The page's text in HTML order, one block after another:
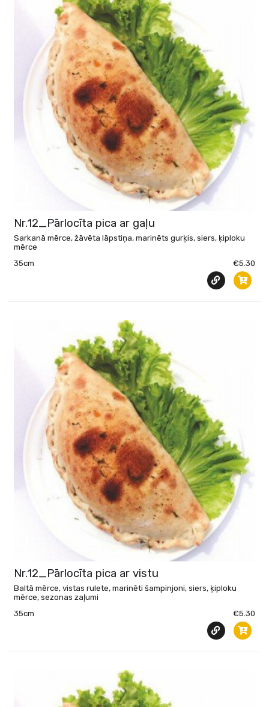
Nr.12_Pārlocīta pica ar gaļu
Sarkanā mērce, žāvēta lāpstiņa, marinēts gurķis, siers, ķiploku
mērce
35cm
€5.30
Nr.12_Pārlocīta pica ar vistu
Baltā mērce, vistas rulete, marinēti šampinjoni, siers, ķiploku
mērce, sezonas zaļumi
35cm
€5.30